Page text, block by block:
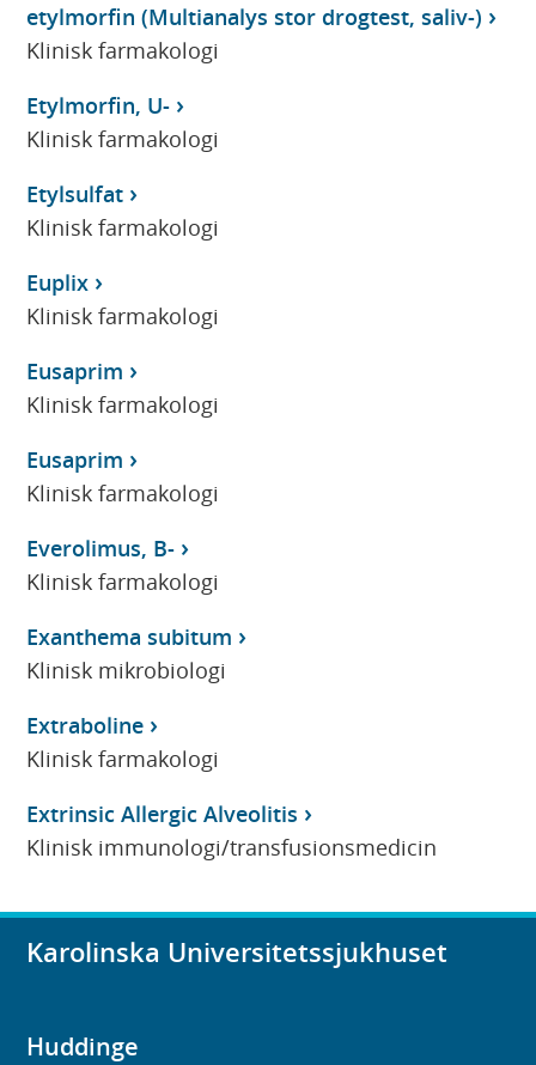
etylmorfin (Multianalys stor drogtest, saliv-)
Klinisk farmakologi
Etylmorfin, U-
Klinisk farmakologi
Etylsulfat
Klinisk farmakologi
Euplix
Klinisk farmakologi
Eusaprim
Klinisk farmakologi
Eusaprim
Klinisk farmakologi
Everolimus, B-
Klinisk farmakologi
Exanthema subitum
Klinisk mikrobiologi
Extraboline
Klinisk farmakologi
Extrinsic Allergic Alveolitis
Klinisk immunologi/transfusionsmedicin
Karolinska Universitetssjukhuset
Huddinge